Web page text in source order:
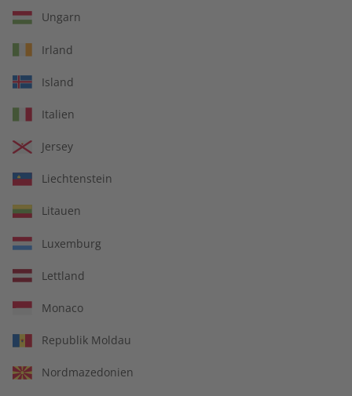
Deutsch perfekt
Ungarn
Irland
Island
Italien
Jersey
Liechtenstein
Litauen
Luxemburg
Lettland
Monaco
Republik Moldau
Nordmazedonien